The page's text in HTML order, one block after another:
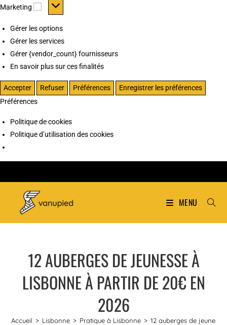
Marketing Marketing
Gérer les options
Gérer les services
Gérer {vendor_count} fournisseurs
En savoir plus sur ces finalités
Accepter Refuser Préférences
Enregistrer les préférences
Préférences
Politique de cookies
Politique d’utilisation des cookies
MENU
12 AUBERGES DE JEUNESSE À
LISBONNE À PARTIR DE 20€ EN
2026
Accueil > Lisbonne > Pratique à Lisbonne > 12 auberges de